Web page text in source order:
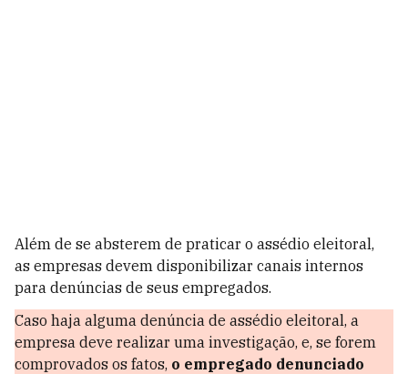
Além de se absterem de praticar o assédio eleitoral,
as empresas devem disponibilizar canais internos
para denúncias de seus empregados.
Caso haja alguma denúncia de assédio eleitoral, a
empresa deve realizar uma investigação, e, se forem
comprovados os fatos, o empregado denunciado